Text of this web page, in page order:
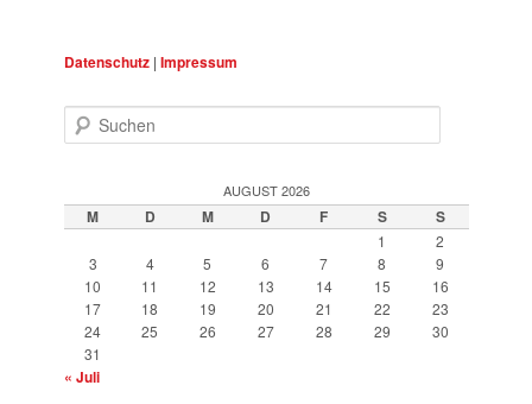
Datenschutz |Impressum
Suchen
AUGUST 2026
M D M D F S S
1
2
3
4 5 6 7 8
9
10
11 12 13 14 15
16
17
18 19 20 21 22
23
24
25 26 27 28 29
30
31
« Juli